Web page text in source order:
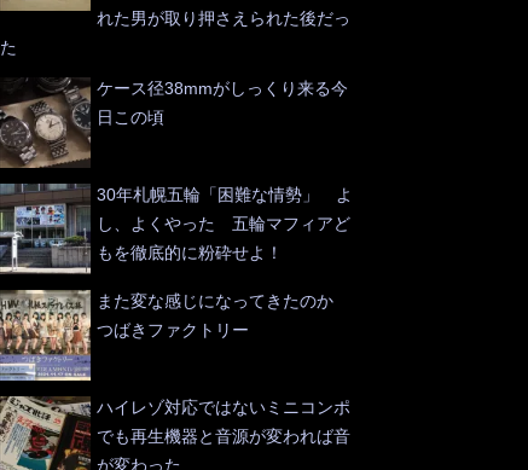
れた男が取り押さえられた後だっ
た
ケース径38mmがしっくり来る今
日この頃
30年札幌五輪「困難な情勢」 よ
し、よくやった 五輪マフィアど
もを徹底的に粉砕せよ！
また変な感じになってきたのか
つばきファクトリー
ハイレゾ対応ではないミニコンポ
でも再生機器と音源が変われば音
が変わった